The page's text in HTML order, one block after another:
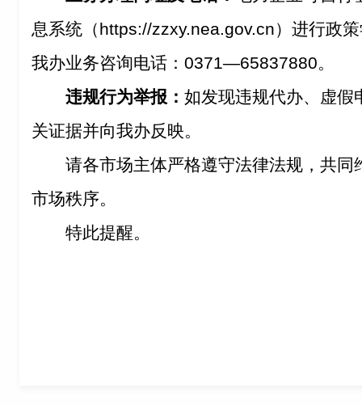
息系统（https://zzxy.nea.gov.cn）进行政
我办业务咨询电话：0371—65837880。
违规行为举报： 如发现违规代办、虚假
关证据并向我办反映。
请各市场主体严格遵守法律法规，共
市场秩序。
特此提醒。